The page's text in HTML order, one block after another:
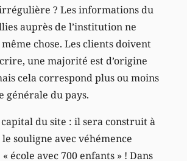
? Les informations du
auprès de l’institution ne
chose. Les clients doivent
une majorité est d’origine
cela correspond plus ou moins
générale du pays.
du site : il sera construit à
souligne avec véhémence
« école avec 700 enfants » ! Dans